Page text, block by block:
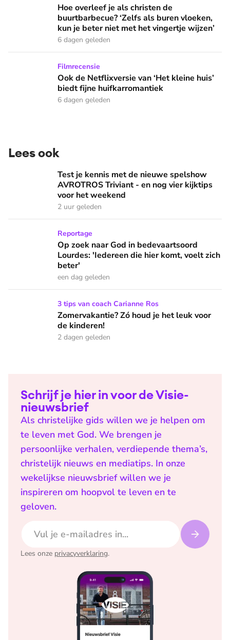
Hoe overleef je als christen de buurtbarbecue? ‘Zelfs als
Hoe overleef je als christen de
buurtbarbecue? ‘Zelfs als buren vloeken,
kun je beter niet met het vingertje wijzen’
6 dagen geleden
Ook de Netflixversie van ‘Het kleine huis’ biedt fijne
Filmrecensie
Ook de Netflixversie van ‘Het kleine huis’
biedt fijne huifkarromantiek
6 dagen geleden
Lees ook
Test je kennis met de nieuwe spelshow AVROTROS
Test je kennis met de nieuwe spelshow
AVROTROS Triviant - en nog vier kijktips
voor het weekend
2 uur geleden
Op zoek naar God in bedevaartsoord Lourdes: 'Iedereen
Reportage
Op zoek naar God in bedevaartsoord
Lourdes: 'Iedereen die hier komt, voelt zich
beter'
een dag geleden
Zomervakantie? Zó houd je het leuk voor de kinderen!
3 tips van coach Carianne Ros
Zomervakantie? Zó houd je het leuk voor
de kinderen!
2 dagen geleden
Schrijf je hier in voor de Visie-
nieuwsbrief
Als christelijke gids willen we je helpen om
te leven met God. We brengen je
persoonlijke verhalen, verdiepende thema’s,
christelijk nieuws en mediatips. In onze
wekelijkse nieuwsbrief willen we je
inspireren om hoopvol te leven en te
geloven.
Lees onze privacyverklaring.